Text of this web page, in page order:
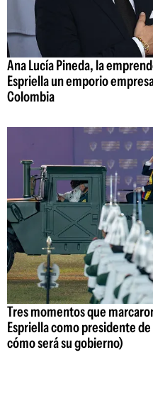
Ana Lucía Pineda, la
Espriella un emporio
Colombia
Tres momentos que
Espriella como presidente
cómo será su gobierno)